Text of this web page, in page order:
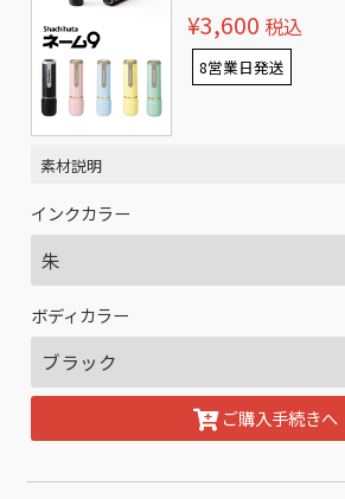
¥3,600 税込
8営業日発送
素材説明
インクカラー
ボディカラー
ご購入手続きへ